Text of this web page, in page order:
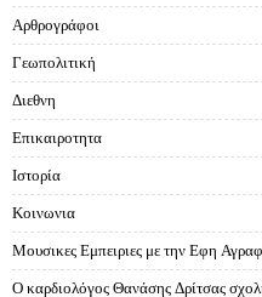
Αρθρογράφοι
Γεωπολιτική
Διεθνη
Επικαιροτητα
Ιστορία
Κοινωνια
Μουσικες Εμπειριες με την Εφη
Ο καρδιολόγος Θανάσης Δρίτσας